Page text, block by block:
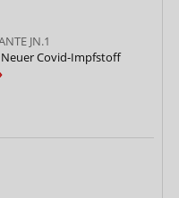
JN.1
Covid-Impfstoff